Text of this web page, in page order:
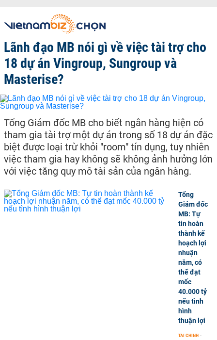
Lãnh đạo MB nói gì về việc tài trợ cho
18 dự án Vingroup, Sungroup và
Masterise?
Tổng Giám đốc MB cho biết ngân hàng hiện có
tham gia tài trợ một dự án trong số 18 dự án đặc
biệt được loại trừ khỏi "room" tín dụng, tuy nhiên
việc tham gia hay không sẽ không ảnh hưởng lớn
với việc tăng quy mô tài sản của ngân hàng.
Tổng
Giám đốc
MB: Tự
tin hoàn
thành kế
hoạch lợi
nhuận
năm, có
thể đạt
mốc
40.000 tỷ
nếu tình
hình
thuận lợi
TÀI CHÍNH -